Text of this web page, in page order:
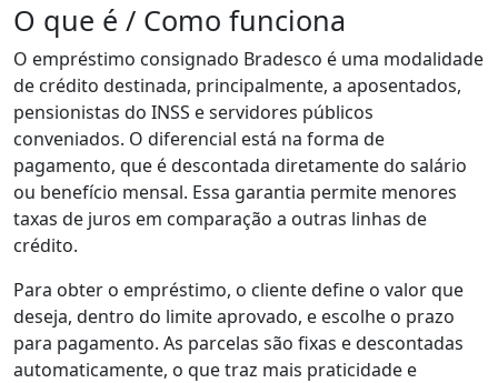
O que é / Como funciona
O empréstimo consignado Bradesco é uma modalidade
de crédito destinada, principalmente, a aposentados,
pensionistas do INSS e servidores públicos
conveniados. O diferencial está na forma de
pagamento, que é descontada diretamente do salário
ou benefício mensal. Essa garantia permite menores
taxas de juros em comparação a outras linhas de
crédito.
Para obter o empréstimo, o cliente define o valor que
deseja, dentro do limite aprovado, e escolhe o prazo
para pagamento. As parcelas são fixas e descontadas
automaticamente, o que traz mais praticidade e